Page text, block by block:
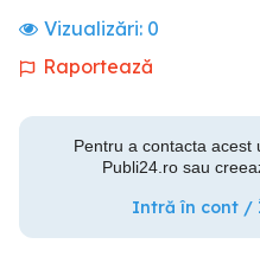
Vizualizări: 0
Raportează
Pentru a contacta acest
Publi24.ro sau
Intră în cont /